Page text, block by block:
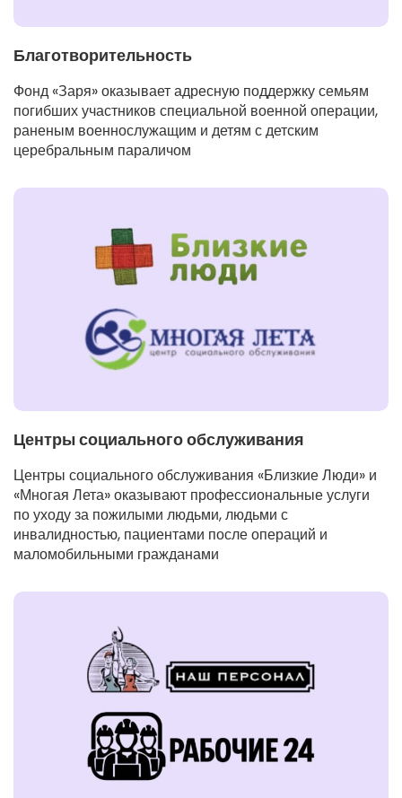
Благотворительность
Фонд «Заря» оказывает адресную поддержку семьям
погибших участников специальной военной операции,
раненым военнослужащим и детям с детским
церебральным параличом
Центры социального обслуживания
Центры социального обслуживания «Близкие Люди» и
«Многая Лета» оказывают профессиональные услуги
по уходу за пожилыми людьми, людьми с
инвалидностью, пациентами после операций и
маломобильными гражданами